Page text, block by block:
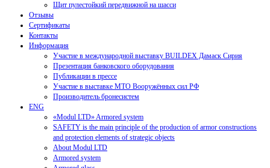
Щит пулестойкий передвижной на шасси
Отзывы
Сертификаты
Контакты
Информация
Участие в международной выставку BUILDEX Дамаск Сирия
Презентация банковского оборудования
Публикации в прессе
Участие в выставке МТО Вооружённых сил РФ
Производитель бронесистем
ENG
«Modul LTD» Armored system
SAFETY is the main principle of the production of armor constructions
and protection elements of strategic objects
About Modul LTD
Armored system